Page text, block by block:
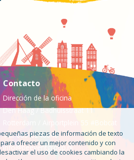
Contacto
Dirección de la oficina
Den Haag / Badhuisstraat 11
Rotterdam / Airportplein 55 #Bobcat
Tel: 085-0240046
info@beeventgroup.nl
piezas de información de texto
ofrecer un mejor contenido y con
el uso de cookies cambiando la